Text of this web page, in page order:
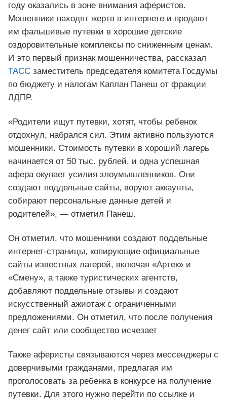
году оказались в зоне внимания аферистов.
Мошенники находят жертв в интернете и продают
им фальшивые путевки в хорошие детские
оздоровительные комплексы по сниженным ценам.
И это первый признак мошенничества, рассказал
ТАСС заместитель председателя комитета Госдумы
по бюджету и налогам Каплан Панеш от фракции
ЛДПР.
«Родители ищут путевки, хотят, чтобы ребенок
отдохнул, набрался сил. Этим активно пользуются
мошенники. Стоимость путевки в хороший лагерь
начинается от 50 тыс. рублей, и одна успешная
афера окупает усилия злоумышленников. Они
создают поддельные сайты, воруют аккаунты,
собирают персональные данные детей и
родителей», — отметил Панеш.
Он отметил, что мошенники создают поддельные
интернет-страницы, копирующие официальные
сайты известных лагерей, включая «Артек» и
«Смену», а также туристических агентств,
добавляют поддельные отзывы и создают
искусственный ажиотаж с ограниченными
предложениями. Он отметил, что после получения
денег сайт или сообщество исчезает
Также аферисты связываются через мессенджеры с
доверчивыми гражданами, предлагая им
проголосовать за ребенка в конкурсе на получение
путевки. Для этого нужно перейти по ссылке и